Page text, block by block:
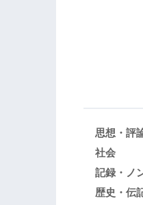
思想・評
社会
記録・ノ
歴史・伝